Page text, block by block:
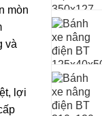
mòn
và
lợi